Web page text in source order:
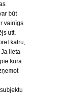
būt
vainīgs
utt.
katru,
lieta
kura